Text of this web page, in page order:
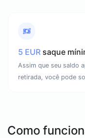
5 EUR saque
Assim que seu saldo
retirada, você pode
Como